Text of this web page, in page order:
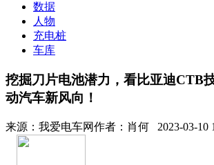
数据
人物
充电桩
车库
挖掘刀片电池潜力，看比亚迪CTB
动汽车新风向！
来源： 我爱电车网作者： 肖何 2023-03-10